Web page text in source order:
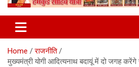
Home
राजनीति
मुख्यमंत्री योगी आदित्यनाथ बदायूं में दो जगह करेंगे